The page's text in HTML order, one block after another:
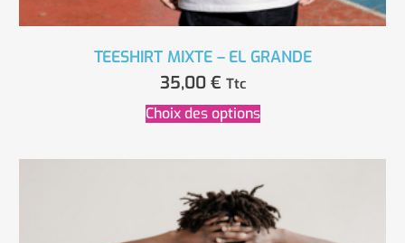
TEESHIRT MIXTE – EL GRANDE
35,00 € Ttc
Choix des options